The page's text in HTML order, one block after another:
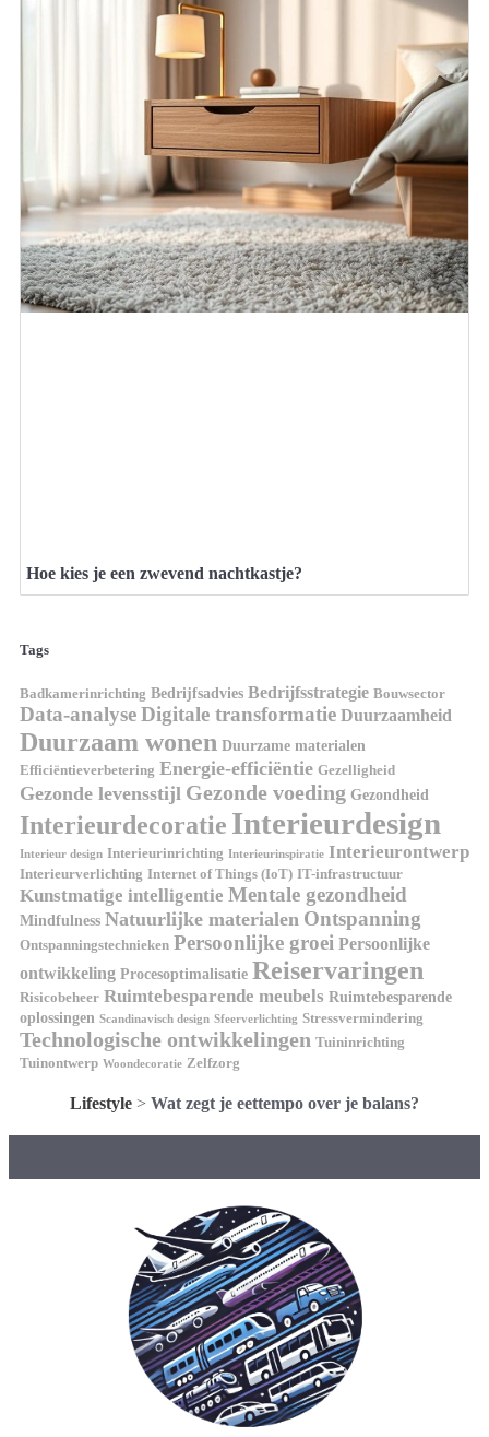
Hoe kies je een zwevend nachtkastje?
Tags
Badkamerinrichting Bedrijfsadvies Bedrijfsstrategie Bouwsector
Data-analyseDigitale transformatie Duurzaamheid
Duurzaam wonen Duurzame materialen
Efficiëntieverbetering Energie-efficiëntie Gezelligheid
Gezonde levensstijl Gezonde voeding Gezondheid
Interieurdecoratie Interieurdesign
Interieur design Interieurinrichting Interieurinspiratie Interieurontwerp
Interieurverlichting Internet of Things (IoT) IT-infrastructuur
Kunstmatige intelligentie Mentale gezondheid
Mindfulness Natuurlijke materialen Ontspanning
Ontspanningstechnieken Persoonlijke groei Persoonlijke
ontwikkeling Procesoptimalisatie Reiservaringen
Risicobeheer Ruimtebesparende meubels Ruimtebesparende
oplossingen Scandinavisch design Sfeerverlichting Stressvermindering
Technologische ontwikkelingen Tuininrichting
Tuinontwerp Woondecoratie Zelfzorg
Lifestyle > Wat zegt je eettempo over je balans?